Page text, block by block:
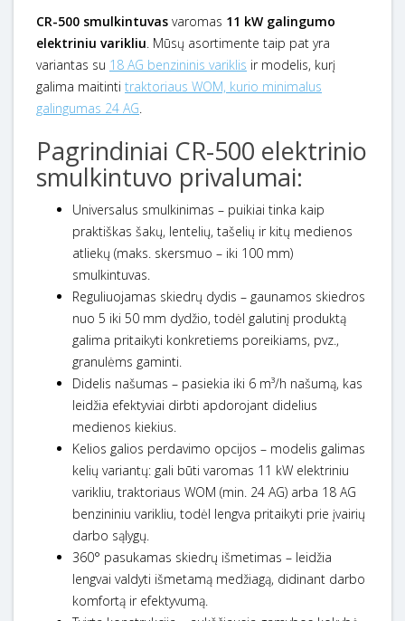
CR-500 smulkintuvas varomas 11 kW galingumo
elektriniu varikliu . Mūsų asortimente taip pat yra
variantas su 18 AG benzininis variklis ir modelis, kurį
galima maitinti traktoriaus WOM, kurio minimalus
galingumas 24 AG
Pagrindiniai CR-500 elektrinio
smulkintuvo privalumai:
Universalus smulkinimas – puikiai tinka kaip
praktiškas šakų, lentelių, tašelių ir kitų medienos
atliekų (maks. skersmuo – iki 100 mm)
smulkintuvas.
Reguliuojamas skiedrų dydis – gaunamos skiedros
nuo 5 iki 50 mm dydžio, todėl galutinį produktą
galima pritaikyti konkretiems poreikiams, pvz.,
granulėms gaminti.
Didelis našumas – pasiekia iki 6 m³/h našumą, kas
leidžia efektyviai dirbti apdorojant didelius
medienos kiekius.
Kelios galios perdavimo opcijos – modelis galimas
kelių variantų: gali būti varomas 11 kW elektriniu
varikliu, traktoriaus WOM (min. 24 AG) arba 18 AG
benzininiu varikliu, todėl lengva pritaikyti prie įvairių
darbo sąlygų.
360° pasukamas skiedrų išmetimas – leidžia
lengvai valdyti išmetamą medžiagą, didinant darbo
komfortą ir efektyvumą.